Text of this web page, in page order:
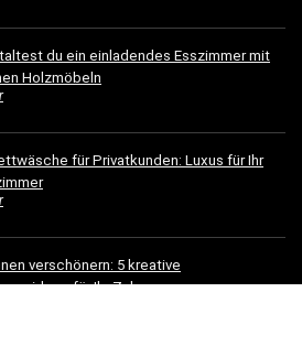
du ein einladendes Esszimmer mit
Holzmöbeln
für Privatkunden: Luxus für Ihr
verschönern: 5 kreative
für Ihr Zuhause